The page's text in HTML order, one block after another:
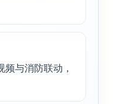
与消防联动，